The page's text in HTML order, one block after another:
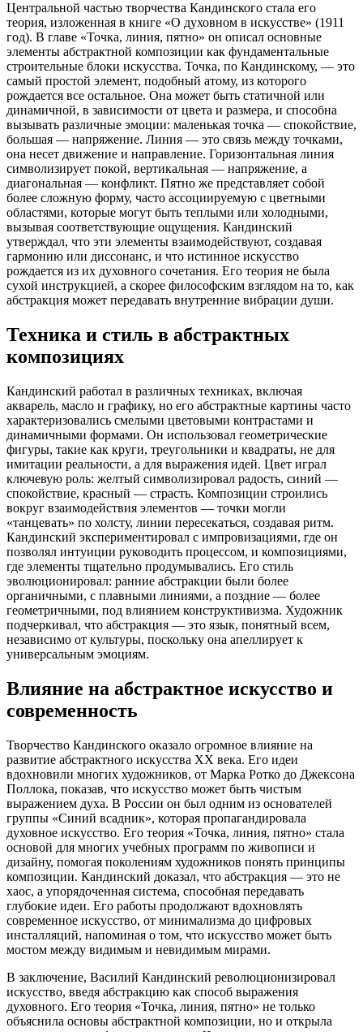
Центральной частью творчества Кандинского стала его
теория, изложенная в книге «О духовном в искусстве» (1911
год). В главе «Точка, линия, пятно» он описал основные
элементы абстрактной композиции как фундаментальные
строительные блоки искусства. Точка, по Кандинскому, — это
самый простой элемент, подобный атому, из которого
рождается все остальное. Она может быть статичной или
динамичной, в зависимости от цвета и размера, и способна
вызывать различные эмоции: маленькая точка — спокойствие,
большая — напряжение. Линия — это связь между точками,
она несет движение и направление. Горизонтальная линия
символизирует покой, вертикальная — напряжение, а
диагональная — конфликт. Пятно же представляет собой
более сложную форму, часто ассоциируемую с цветными
областями, которые могут быть теплыми или холодными,
вызывая соответствующие ощущения. Кандинский
утверждал, что эти элементы взаимодействуют, создавая
гармонию или диссонанс, и что истинное искусство
рождается из их духовного сочетания. Его теория не была
сухой инструкцией, а скорее философским взглядом на то, как
абстракция может передавать внутренние вибрации души.
Техника и стиль в абстрактных
композициях
Кандинский работал в различных техниках, включая
акварель, масло и графику, но его абстрактные картины часто
характеризовались смелыми цветовыми контрастами и
динамичными формами. Он использовал геометрические
фигуры, такие как круги, треугольники и квадраты, не для
имитации реальности, а для выражения идей. Цвет играл
ключевую роль: желтый символизировал радость, синий —
спокойствие, красный — страсть. Композиции строились
вокруг взаимодействия элементов — точки могли
«танцевать» по холсту, линии пересекаться, создавая ритм.
Кандинский экспериментировал с импровизациями, где он
позволял интуиции руководить процессом, и композициями,
где элементы тщательно продумывались. Его стиль
эволюционировал: ранние абстракции были более
органичными, с плавными линиями, а поздние — более
геометричными, под влиянием конструктивизма. Художник
подчеркивал, что абстракция — это язык, понятный всем,
независимо от культуры, поскольку она апеллирует к
универсальным эмоциям.
Влияние на абстрактное искусство и
современность
Творчество Кандинского оказало огромное влияние на
развитие абстрактного искусства XX века. Его идеи
вдохновили многих художников, от Марка Ротко до Джексона
Поллока, показав, что искусство может быть чистым
выражением духа. В России он был одним из основателей
группы «Синий всадник», которая пропагандировала
духовное искусство. Его теория «Точка, линия, пятно» стала
основой для многих учебных программ по живописи и
дизайну, помогая поколениям художников понять принципы
композиции. Кандинский доказал, что абстракция — это не
хаос, а упорядоченная система, способная передавать
глубокие идеи. Его работы продолжают вдохновлять
современное искусство, от минимализма до цифровых
инсталляций, напоминая о том, что искусство может быть
мостом между видимым и невидимым мирами.
В заключение, Василий Кандинский революционизировал
искусство, введя абстракцию как способ выражения
духовного. Его теория «Точка, линия, пятно» не только
объяснила основы абстрактной композиции, но и открыла